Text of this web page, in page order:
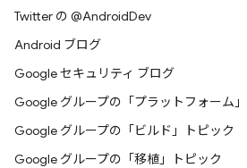
Twitter の @AndroidDev
Android ブログ
Google セキュリティ ブログ
Google グループの「プラットフォーム
Google グループの「ビルド」トピック
Google グループの「移植」トピック